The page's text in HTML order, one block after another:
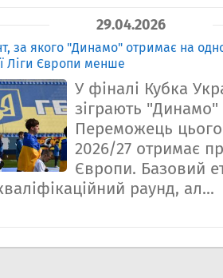
29.04.2026
за якого "Динамо" отримає на
Ліги Європи менше
У фіналі Кубка
зіграють "Динамо"
Переможець цього
2026/27 отримає
Європи. Базовий
раунд, ал...